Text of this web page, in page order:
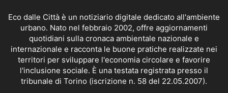
Eco dalle Città è un notiziario digitale dedicato all'ambiente
urbano. Nato nel febbraio 2002, offre aggiornamenti
quotidiani sulla cronaca ambientale nazionale e
internazionale e racconta le buone pratiche realizzate nei
territori per sviluppare l'economia circolare e favorire
l'inclusione sociale. È una testata registrata presso il
tribunale di Torino (iscrizione n. 58 del 22.05.2007).